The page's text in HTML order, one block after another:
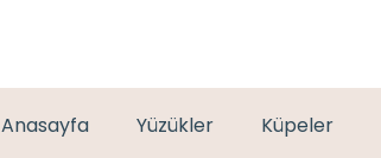
Anasayfa Yüzükler Küpeler